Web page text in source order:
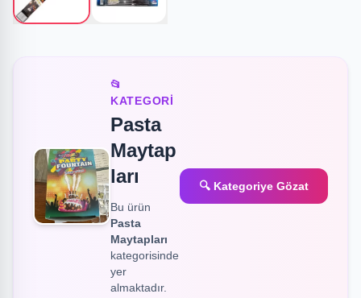
📂
KATEGORI
Pasta
Maytap
ları
Bu ürün
Pasta
Maytapları
kategorisinde
yer
almaktadır.
🔍 Kategoriye Gözat